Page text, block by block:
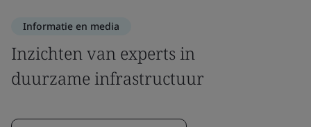
Informatie en media
Inzichten van experts in
duurzame infrastructuur